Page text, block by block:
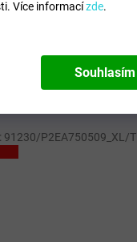
Více informacízde.
Souhlasím
91230/P2EA750509_XL/T